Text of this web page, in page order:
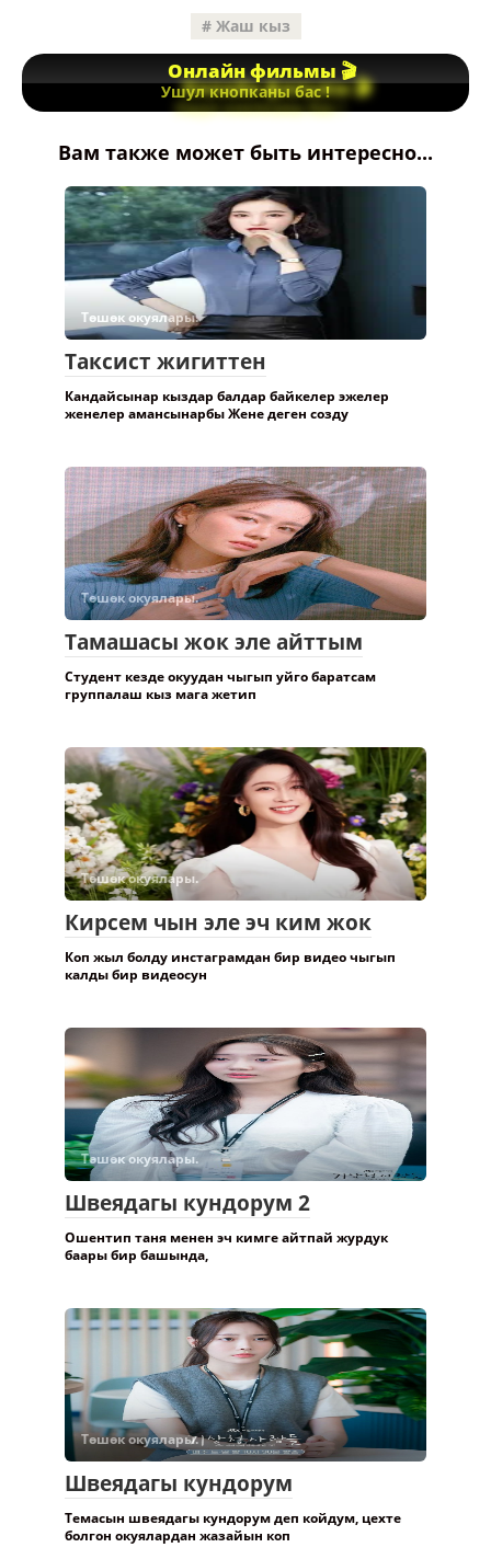
Жаш кыз
Онлайн фильмы 🎬
Ушул кнопканы бас !
Вам также может быть интересно...
Төшөк окуялары.
Таксист жигиттен
Кандайсынар кыздар балдар байкелер эжелер
женелер амансынарбы Жене деген созду
Төшөк окуялары.
Тамашасы жок эле айттым
Студент кезде окуудан чыгып уйго баратсам
группалаш кыз мага жетип
Төшөк окуялары.
Кирсем чын эле эч ким жок
Коп жыл болду инстаграмдан бир видео чыгып
калды бир видеосун
Төшөк окуялары.
Швеядагы кундорум 2
Ошентип таня менен эч кимге айтпай журдук
баары бир башында,
Төшөк окуялары.
Швеядагы кундорум
Темасын швеядагы кундорум деп койдум, цехте
болгон окуялардан жазайын коп